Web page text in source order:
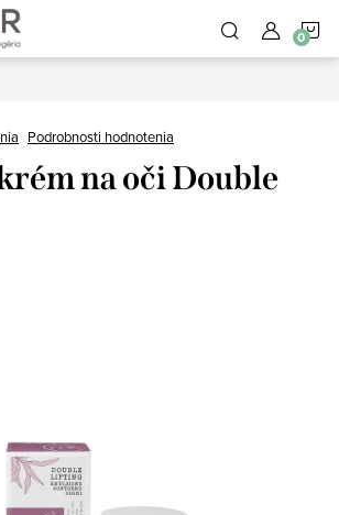
Podrobnosti hodnotenia
na oči Double